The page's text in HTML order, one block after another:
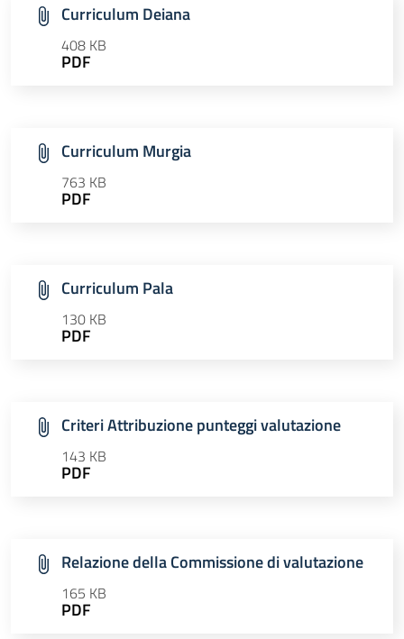
Curriculum Deiana
408 KB
PDF
Curriculum Murgia
763 KB
PDF
Curriculum Pala
130 KB
PDF
Criteri Attribuzione punteggi valutazione
143 KB
PDF
Relazione della Commissione di valutazione
165 KB
PDF